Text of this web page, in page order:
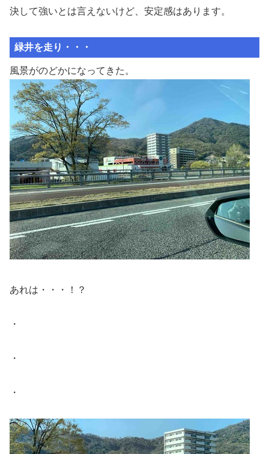
決して強いとは言えないけど、安定感はあります。
緑井を走り・・・
風景がのどかになってきた。
あれは・・・！？
・
・
・